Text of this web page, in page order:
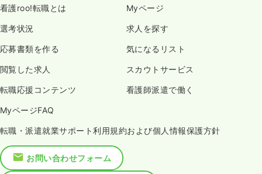
看護roo!転職とは Myページ
選考状況 求人を探す
応募書類を作る 気になるリスト
閲覧した求人 スカウトサービス
転職応援コンテンツ 看護師派遣で働く
MyページFAQ
転職・派遣就業サポート利用規約および個人情報保護方針
お問い合わせフォーム